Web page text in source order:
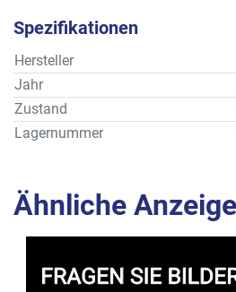
Spezifikationen
Hersteller
Jahr
Zustand
Lagernummer
Ähnliche